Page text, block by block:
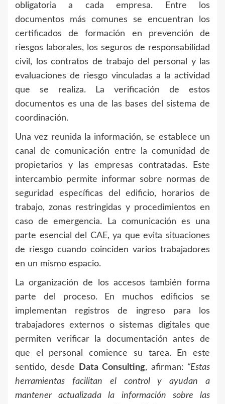
obligatoria a cada empresa. Entre los
documentos más comunes se encuentran los
certificados de formación en prevención de
riesgos laborales, los seguros de responsabilidad
civil, los contratos de trabajo del personal y las
evaluaciones de riesgo vinculadas a la actividad
que se realiza. La verificación de estos
documentos es una de las bases del sistema de
coordinación.
Una vez reunida la información, se establece un
canal de comunicación entre la comunidad de
propietarios y las empresas contratadas. Este
intercambio permite informar sobre normas de
seguridad específicas del edificio, horarios de
trabajo, zonas restringidas y procedimientos en
caso de emergencia. La comunicación es una
parte esencial del CAE, ya que evita situaciones
de riesgo cuando coinciden varios trabajadores
en un mismo espacio.
La organización de los accesos también forma
parte del proceso. En muchos edificios se
implementan registros de ingreso para los
trabajadores externos o sistemas digitales que
permiten verificar la documentación antes de
que el personal comience su tarea. En este
sentido, desde
Data Consulting, afirman: “Estas
herramientas facilitan el control y ayudan a
mantener actualizada la información sobre las